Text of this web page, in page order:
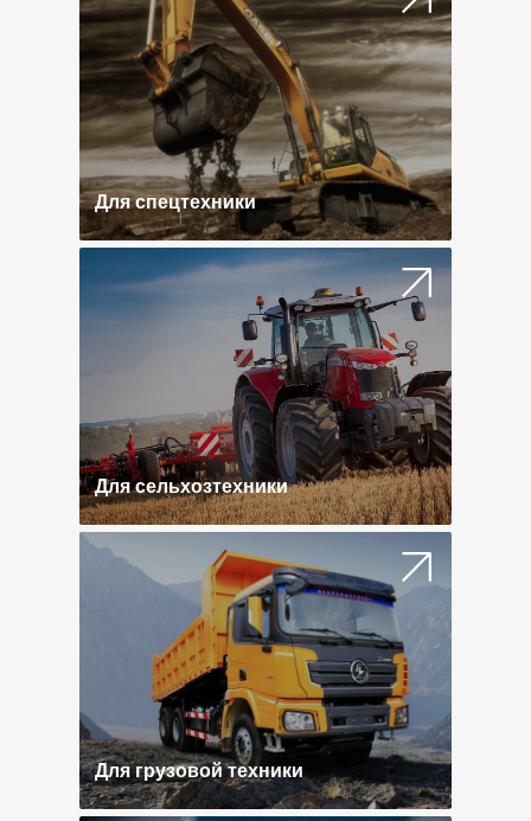
Для спецтехники
Для сельхозтехники
Для грузовой техники